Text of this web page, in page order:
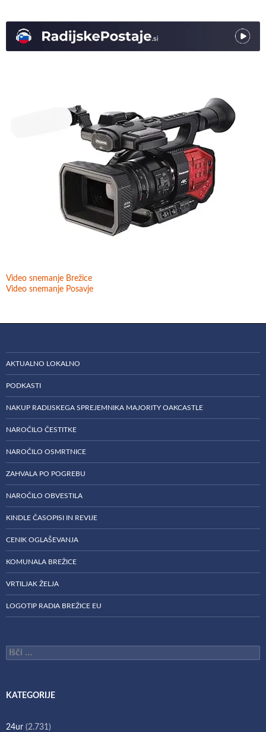
Video snemanje Brežice
Video snemanje Posavje
AKTUALNO LOKALNO
PODKASTI
NAKUP RADIJSKEGA SPREJEMNIKA MAJORITY OAKCASTLE
NAROČILO ČESTITKE
NAROČILO OSMRTNICE
ZAHVALA PO POGREBU
NAROČILO OBVESTILA
KINDLE ČASOPISI IN REVIJE
CENIK OGLAŠEVANJA
KOMUNALA BREŽICE
VRTILJAK ŽELJA
LOGOTIP RADIA BREŽICE EU
Išči:
KATEGORIJE
24ur (2.731)